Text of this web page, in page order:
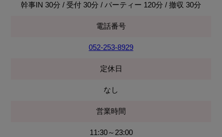
幹事IN 30分 / 受付 30分 / パーティー 120分 / 撤収 30分
電話番号
052-253-8929
定休日
なし
営業時間
11:30～23:00